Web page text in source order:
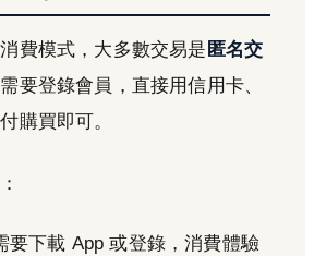
費模式，大多數交易是 匿名交
登錄會員，直接用信用卡、
購買即可。
要下載 App 或登錄，消費體驗